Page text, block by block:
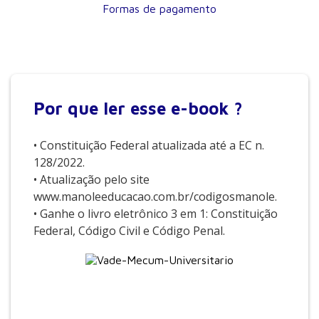
Formas de pagamento
Por que ler esse e-book ?
• Constituição Federal atualizada até a EC n.
128/2022.
• Atualização pelo site
www.manoleeducacao.com.br/codigosmanole.
• Ganhe o livro eletrônico 3 em 1: Constituição
Federal, Código Civil e Código Penal.